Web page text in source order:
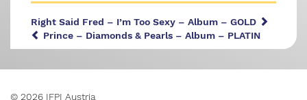
Right Said Fred – I’m Too Sexy – Album – GOLD
Prince – Diamonds & Pearls – Album – PLATIN
© 2026 IFPI Austria